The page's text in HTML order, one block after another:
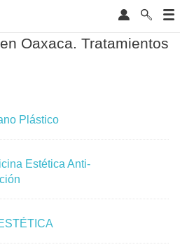
Oaxaca. Tratamientos
Plástico
Estética Anti-